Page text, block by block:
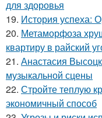
для здоровья
19. История успеха:
20. Метаморфоза
квартиру в райский
21. Анастасия
музыкальной сцены
22. Стройте теплую
экономичный способ